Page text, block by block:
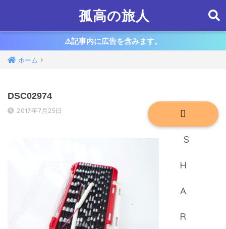
孤高の旅人
⚠︎記事内に広告を含みます。
ホーム
DSC02974
2017年7月25日